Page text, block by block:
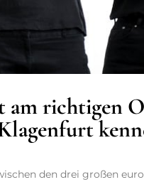
richtigen
den drei großen